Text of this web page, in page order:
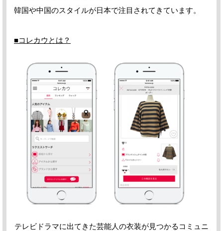
韓国や中国のスタイルが日本で注目されてきています。
■コレカウとは？
テレビドラマに出てきた芸能人の衣装が見つかるコミュニ